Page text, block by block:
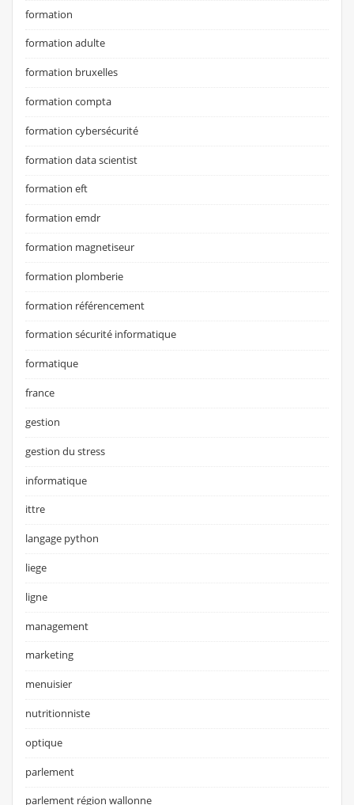
formation
formation adulte
formation bruxelles
formation compta
formation cybersécurité
formation data scientist
formation eft
formation emdr
formation magnetiseur
formation plomberie
formation référencement
formation sécurité informatique
formatique
france
gestion
gestion du stress
informatique
ittre
langage python
liege
ligne
management
marketing
menuisier
nutritionniste
optique
parlement
parlement région wallonne